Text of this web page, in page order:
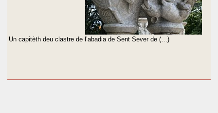
Un capitèth deu clastre de l’abadia de Sent Sever de (…)